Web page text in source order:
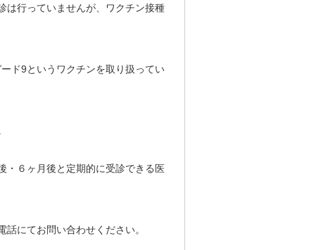
は行っていませんが、ワクチン接種
ド9というワクチンを取り扱ってい
・６ヶ月後と定期的に受診できる医
にてお問い合わせください。